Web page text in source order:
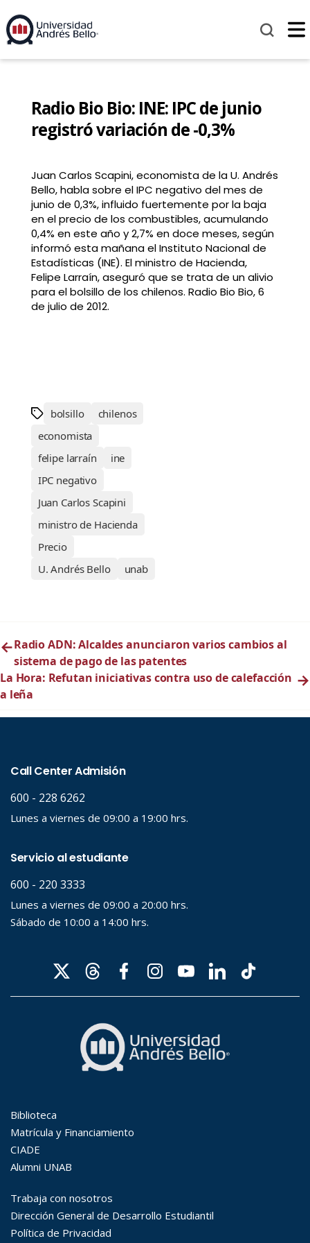
Radio Bio Bio: INE: IPC de junio
registró variación de -0,3%
Juan Carlos Scapini, economista de la U. Andrés
Bello, habla sobre el IPC negativo del mes de
junio de 0,3%, influido fuertemente por la baja
en el precio de los combustibles, acumulando
0,4% en este año y 2,7% en doce meses, según
informó esta mañana el Instituto Nacional de
Estadísticas (INE). El ministro de Hacienda,
Felipe Larraín, aseguró que se trata de un alivio
para el bolsillo de los chilenos. Radio Bio Bio, 6
de julio de 2012.
bolsillo
chilenos
economista
felipe larraín
ine
IPC negativo
Juan Carlos Scapini
ministro de Hacienda
Precio
U. Andrés Bello
unab
←Radio ADN: Alcaldes anunciaron varios cambios al
sistema de pago de las patentes
La Hora: Refutan iniciativas contra uso de calefacción
a leña
→